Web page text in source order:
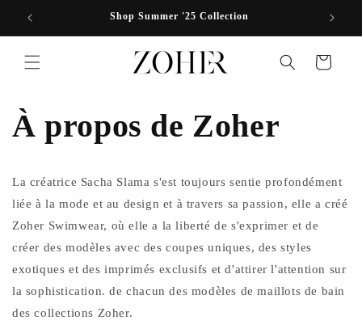
et passer
au
contenu
Shop Summer '25 Collection
Panier
À propos de Zoher
La créatrice Sacha Slama s'est toujours sentie profondément
liée à la mode et au design et à travers sa passion, elle a créé
Zoher Swimwear, où elle a la liberté de s'exprimer et de
créer des modèles avec des coupes uniques, des styles
exotiques et des imprimés exclusifs et d'attirer l'attention sur
la sophistication. de chacun des modèles de maillots de bain
des collections Zoher.